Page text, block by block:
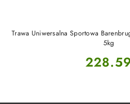
Trawa Uniwersalna Sportowa
5kg
Cena: